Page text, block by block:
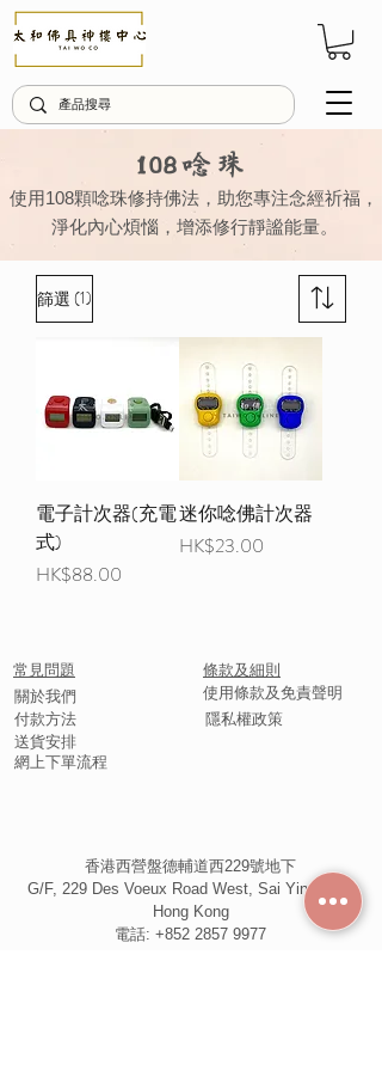
108唸珠
使用108顆唸珠修持佛法，助您專注念經祈福，
淨化內心煩惱， 增添修行靜謐能量。
篩選 (1)
電子計次器(充電
式)
價格
HK$88.00
迷你唸佛計次器
價格
HK$23.00
常見問題
​關於我們
付款方法
網上下單流程
送貨安排
條款及細則
使用條款及免責聲明
隱私權政策
香港西營盤德輔道西229號地下
G/F, 229 Des Voeux Road West, Sai Ying Pun,
Hong Kong
電話: +852 2857 9977